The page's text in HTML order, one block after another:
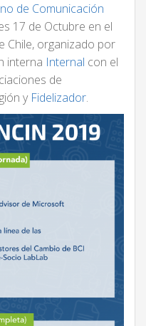
de Comunicación
17 de Octubre en el
Chile, organizado por
interna Internal con el
de
y Fidelizador.